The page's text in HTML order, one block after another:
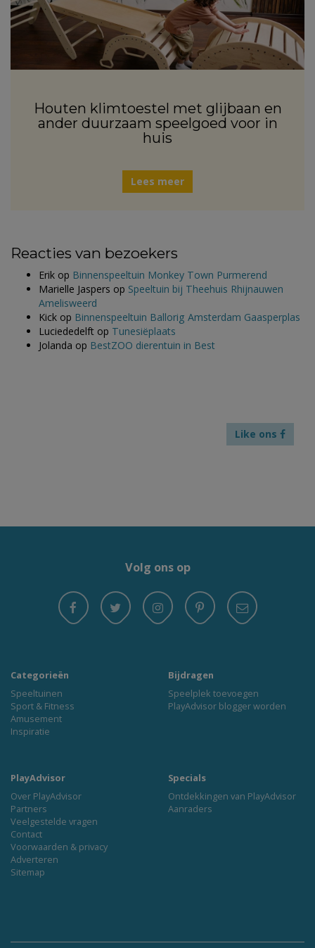
Houten klimtoestel met glijbaan en
ander duurzaam speelgoed voor in
huis
Lees meer
Reacties van bezoekers
Erik op Binnenspeeltuin Monkey Town Purmerend
Marielle Jaspers op Speeltuin bij Theehuis Rhijnauwen
Amelisweerd
Kick op Binnenspeeltuin Ballorig Amsterdam Gaasperplas
Luciededelft op Tunesiëplaats
Jolanda op BestZOO dierentuin in Best
Like ons
Volg ons op
Categorieën
Speeltuinen
Sport & Fitness
Amusement
Inspiratie
Bijdragen
Speelplek toevoegen
PlayAdvisor blogger worden
PlayAdvisor
Over PlayAdvisor
Partners
Veelgestelde vragen
Contact
Voorwaarden & privacy
Adverteren
Sitemap
Specials
Ontdekkingen van PlayAdvisor
Aanraders